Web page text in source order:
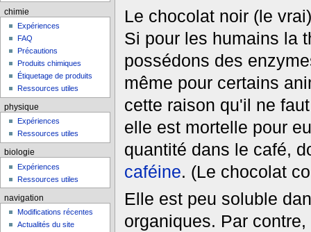
Le chocolat noir (le
Si pour les humains la
possédons des
même pour certains
cette raison qu'il ne
elle est mortelle pour
quantité dans le café,
caféine. (Le chocolat
Elle est peu soluble
organiques. Par
chimie
Expériences
FAQ
Précautions
Produits chimiques
Étiquetage de produits
Ressources utiles
physique
Expériences
Ressources utiles
biologie
Expériences
Ressources utiles
navigation
Modifications récentes
Actualités du site